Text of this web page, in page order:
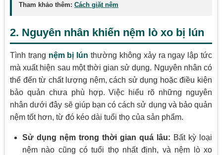
Tham khảo thêm: Cách giặt nệm
2. Nguyên nhân khiến nệm lò xo bị lún
Tình trạng nệm bị lún thường không xảy ra ngay lập tức
mà xuất hiện sau một thời gian sử dụng. Nguyên nhân có
thể đến từ chất lượng nệm, cách sử dụng hoặc điều kiện
bảo quản chưa phù hợp. Việc hiểu rõ những nguyên
nhân dưới đây sẽ giúp bạn có cách sử dụng và bảo quản
nệm tốt hơn, từ đó kéo dài tuổi thọ của sản phẩm.
Sử dụng nệm trong thời gian quá lâu: Bất kỳ loại
nệm nào cũng có tuổi thọ nhất định, và nệm lò xo